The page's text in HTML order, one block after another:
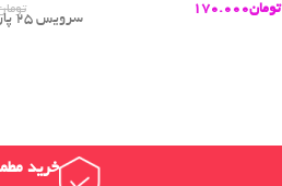
تومان170.000
خرید